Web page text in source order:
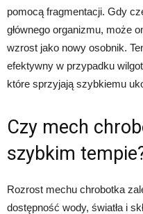
pomocą fragmentacji. Gdy
głównego organizmu, może
wzrost jako nowy osobnik.
efektywny w przypadku
które sprzyjają szybkiemu
Czy mech
szybkim
Rozrost mechu chrobotka
dostępność wody, światła i